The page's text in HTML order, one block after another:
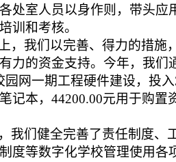
处室人员以身作则，带头应
训和考核。
，我们以完善、得力的措施
力的资金支持。今年，我们
园网一期工程硬件建设，投
记本，44200.00元用于购置
我们健全完善了责任制度、
度等数字化学校管理使用各